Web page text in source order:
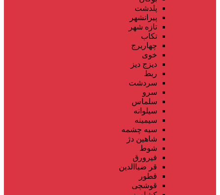
پلدشت
پیرانشهر
تازه شهر
تکاب
چهاربرج
خوی
دیزج دیز
ربط
سردشت
سرو
سلماس
سیلوانه
سیمینه
سیه چشمه
شاهین دژ
شوط
فیرورق
قر ضیاالدین
قطور
قوشچی